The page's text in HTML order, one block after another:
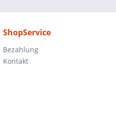
ShopService
Bezahlung
Kontakt